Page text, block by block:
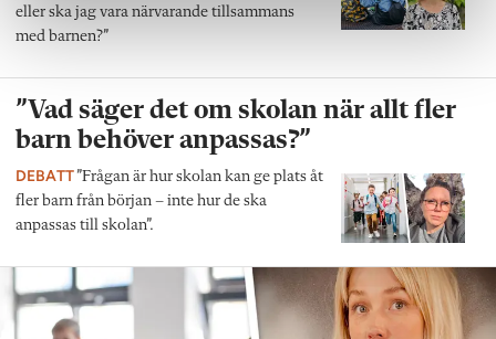
eller ska jag vara närvarande tillsammans
med barnen?”
”Vad säger det om skolan när allt fler
barn behöver anpassas?”
DEBATT”Frågan är hur skolan kan ge plats åt
fler barn från början – inte hur de ska
anpassas till skolan”.